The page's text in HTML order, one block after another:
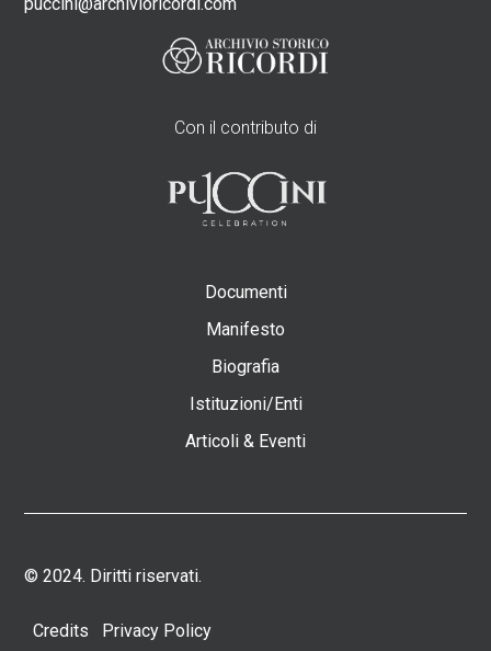
Con il contributo di
Documenti
Manifesto
Biografia
Istituzioni/Enti
Articoli & Eventi
© 2024. Diritti riservati.
Credits Privacy Policy